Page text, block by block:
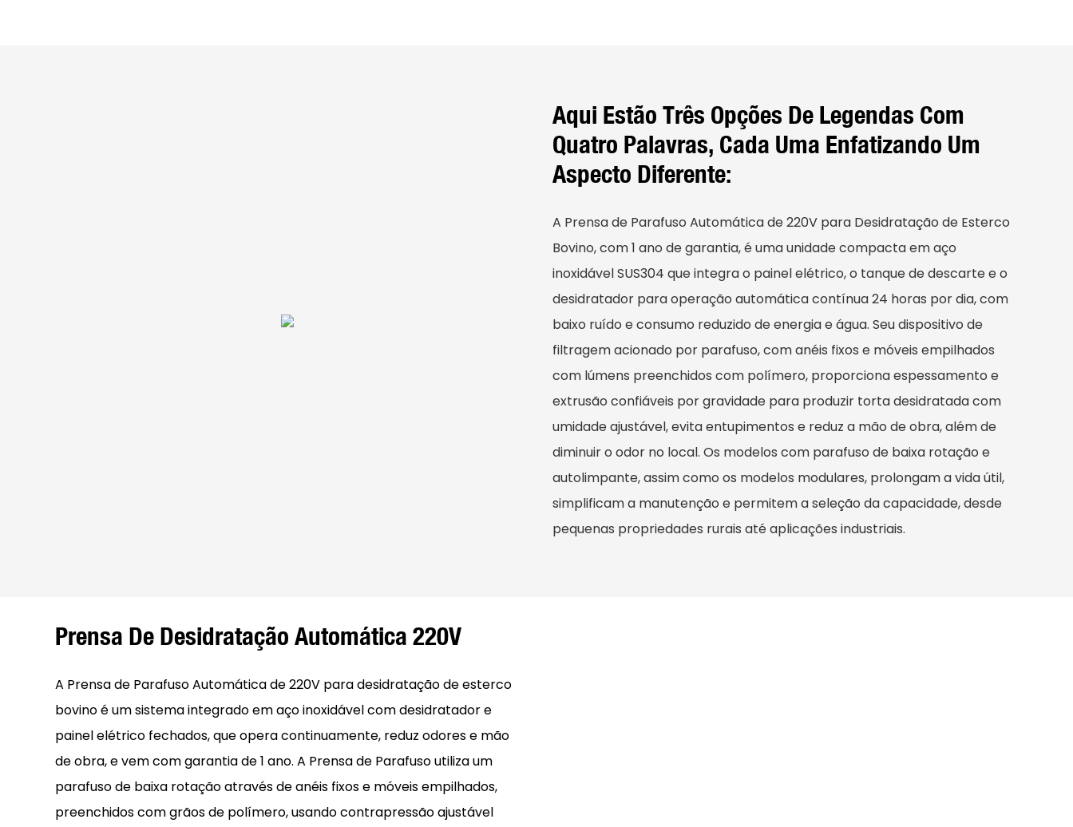
Aqui Estão Três Opções De Legendas Com
Quatro Palavras, Cada Uma Enfatizando Um
Aspecto Diferente:
A Prensa de Parafuso Automática de 220V para Desidratação de Esterco
Bovino, com 1 ano de garantia, é uma unidade compacta em aço
inoxidável SUS304 que integra o painel elétrico, o tanque de descarte e o
desidratador para operação automática contínua 24 horas por dia, com
baixo ruído e consumo reduzido de energia e água. Seu dispositivo de
filtragem acionado por parafuso, com anéis fixos e móveis empilhados
com lúmens preenchidos com polímero, proporciona espessamento e
extrusão confiáveis ​​por gravidade para produzir torta desidratada com
umidade ajustável, evita entupimentos e reduz a mão de obra, além de
diminuir o odor no local. Os modelos com parafuso de baixa rotação e
autolimpante, assim como os modelos modulares, prolongam a vida útil,
simplificam a manutenção e permitem a seleção da capacidade, desde
pequenas propriedades rurais até aplicações industriais.
Prensa De Desidratação Automática 220V
A Prensa de Parafuso Automática de 220V para desidratação de esterco
bovino é um sistema integrado em aço inoxidável com desidratador e
painel elétrico fechados, que opera continuamente, reduz odores e mão
de obra, e vem com garantia de 1 ano. A Prensa de Parafuso utiliza um
parafuso de baixa rotação através de anéis fixos e móveis empilhados,
preenchidos com grãos de polímero, usando contrapressão ajustável